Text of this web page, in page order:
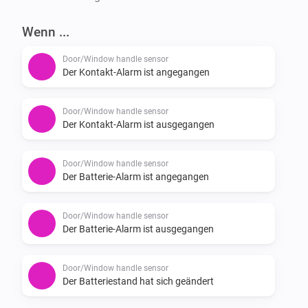
-   Reports battery status for the handle.
If you experience a bug please report it here:
Wenn ...
Door/Window handle sensor
Der Kontakt-Alarm ist angegangen
Door/Window handle sensor
Der Kontakt-Alarm ist ausgegangen
Door/Window handle sensor
Der Batterie-Alarm ist angegangen
Door/Window handle sensor
Der Batterie-Alarm ist ausgegangen
Door/Window handle sensor
Der Batteriestand hat sich geändert